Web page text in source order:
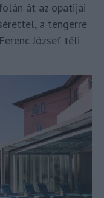
át az opatijai
a tengerre
József téli